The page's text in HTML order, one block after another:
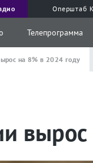
Оперштаб
Телепрограмма
на 8% в 2024 году